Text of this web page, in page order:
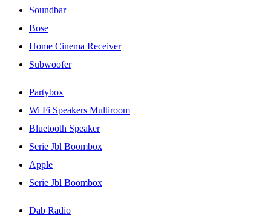
Soundbar
Bose
Home Cinema Receiver
Subwoofer
Partybox
Wi Fi Speakers Multiroom
Bluetooth Speaker
Serie Jbl Boombox
Apple
Serie Jbl Boombox
Dab Radio